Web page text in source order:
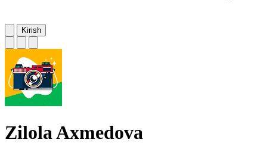
Kirish
Zilola Axmedova